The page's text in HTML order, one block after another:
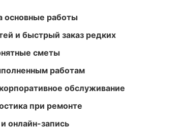
основные работы
и быстрый заказ редких
сметы
работам
обслуживание
при ремонте
онлайн-запись